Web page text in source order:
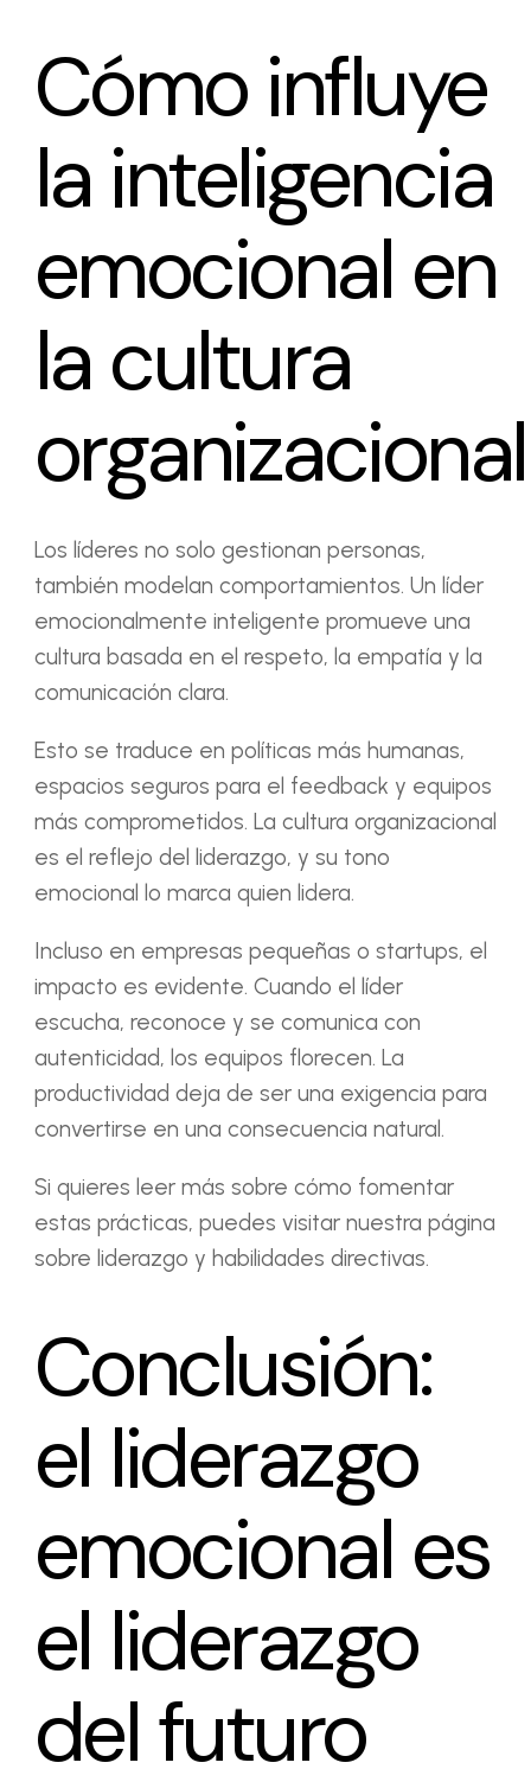
Cómo influye
la inteligencia
emocional en
la cultura
organizacional
Los líderes no solo gestionan personas,
también modelan comportamientos. Un líder
emocionalmente inteligente promueve una
cultura basada en el respeto, la empatía y la
comunicación clara.
Esto se traduce en políticas más humanas,
espacios seguros para el feedback y equipos
más comprometidos. La cultura organizacional
es el reflejo del liderazgo, y su tono
emocional lo marca quien lidera.
Incluso en empresas pequeñas o startups, el
impacto es evidente. Cuando el líder
escucha, reconoce y se comunica con
autenticidad, los equipos florecen. La
productividad deja de ser una exigencia para
convertirse en una consecuencia natural.
Si quieres leer más sobre cómo fomentar
estas prácticas, puedes visitar nuestra página
sobre liderazgo y habilidades directivas.
Conclusión:
el liderazgo
emocional es
el liderazgo
del futuro